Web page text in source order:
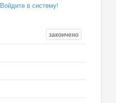
Войдите в систему!
закончено